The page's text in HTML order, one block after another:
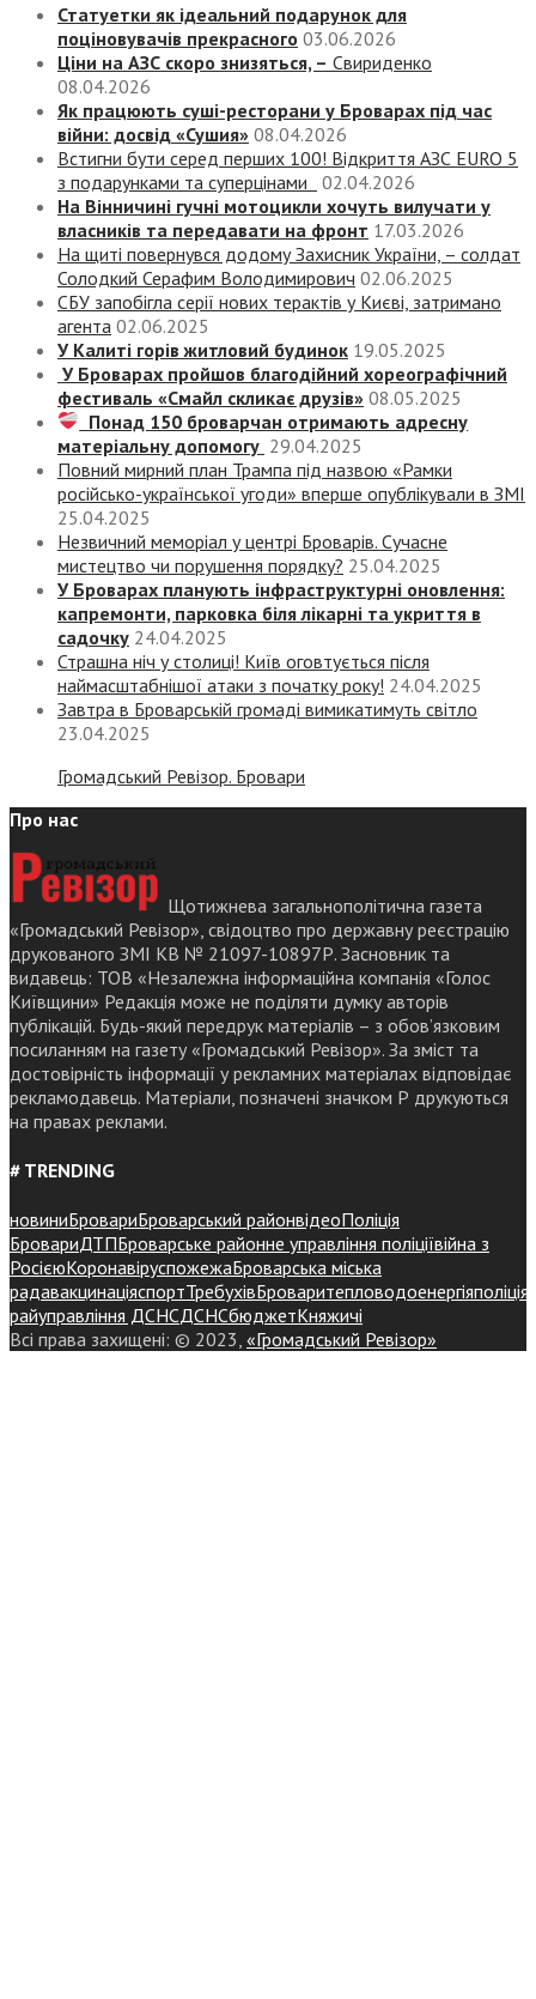
Статуетки як ідеальний подарунок для
поціновувачів прекрасного 03.06.2026
Ціни на АЗС скоро знизяться, – Свириденко
08.04.2026
Як працюють суші-ресторани у Броварах під час
війни: досвід «Сушия» 08.04.2026
Встигни бути серед перших 100! Відкриття АЗС EURO 5
з подарунками та суперцінами
02.04.2026
На Вінничині гучні мотоцикли хочуть вилучати у
власників та передавати на фронт 17.03.2026
На щиті повернувся додому Захисник України, – солдат
Солодкий Серафим Володимирович 02.06.2025
СБУ запобігла серії нових терактів у Києві, затримано
агента 02.06.2025
У Калиті горів житловий будинок 19.05.2025
У Броварах пройшов благодійний хореографічний
фестиваль «Смайл скликає друзів» 08.05.2025
Понад 150 броварчан отримають адресну
матеріальну допомогу 29.04.2025
Повний мирний план Трампа під назвою «‎Рамки
російсько-української угоди» вперше опублікували в ЗМІ
25.04.2025
Незвичний меморіал у центрі Броварів. Сучасне
мистецтво чи порушення порядку? 25.04.2025
У Броварах планують інфраструктурні оновлення:
капремонти, парковка біля лікарні та укриття в
садочку 24.04.2025
Страшна ніч у столиці! Київ оговтується після
наймасштабнішої атаки з початку року! 24.04.2025
Завтра в Броварській громаді вимикатимуть світло
23.04.2025
Громадський Ревізор. Бровари
Про нас
Щотижнева загальнополітична газета
«Громадський Ревізор», свідоцтво про державну реєстрацію
друкованого ЗМІ КВ № 21097-10897Р. Засновник та
видавець: ТОВ «Незалежна інформаційна компанія «Голос
Київщини» Редакція може не поділяти думку авторів
публікацій. Будь-який передрук матеріалів – з обов’язковим
посиланням на газету «Громадський Ревізор». За зміст та
достовірність інформації у рекламних матеріалах відповідає
рекламодавець. Матеріали, позначені значком Р друкуються
на правах реклами.
# TRENDING
новиниБровариБроварський районвідеоПоліція
БровариДТПБроварське районне управління поліціївійна з
РосієюКоронавіруспожежаБроварська міська
радавакцинаціяспортТребухівБроваритепловодоенергіяполіція
райуправління ДСНСДСНСбюджетКняжичі
Всі права захищені: © 2023, «Громадський Ревізор»